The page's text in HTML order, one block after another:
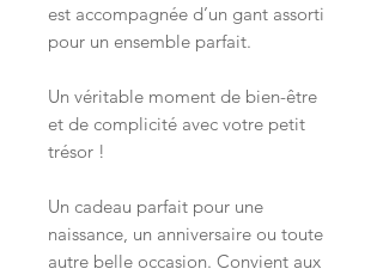
est accompagnée d’un gant assorti
pour un ensemble parfait.
Un véritable moment de bien-être
et de complicité avec votre petit
trésor !
Un cadeau parfait pour une
naissance, un anniversaire ou toute
autre belle occasion. Convient aux